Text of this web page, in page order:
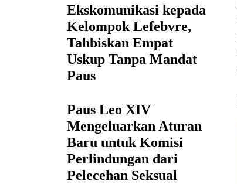
Ekskomunikasi kepada
Kelompok Lefebvre,
Tahbiskan Empat
Uskup Tanpa Mandat
Paus
Paus Leo XIV
Mengeluarkan Aturan
Baru untuk Komisi
Perlindungan dari
Pelecehan Seksual